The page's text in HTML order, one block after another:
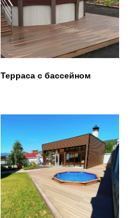
Терраса с бассейном